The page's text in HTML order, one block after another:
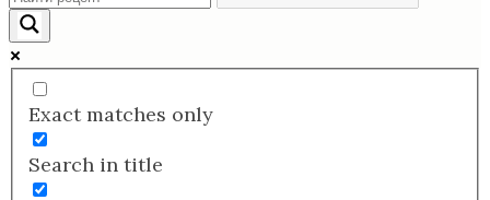
Exact matches only
Search in title